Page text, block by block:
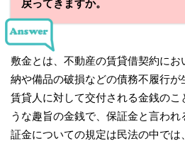
戻ってきますか。
敷金とは、不動産の賃貸借契約に
納や備品の破損などの債務不履行が
賃貸人に対して交付される金銭のこ
うな趣旨の金銭で、保証金と言わ
証金についての規定は民法の中では